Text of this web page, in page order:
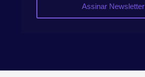
Assinar Newsletter